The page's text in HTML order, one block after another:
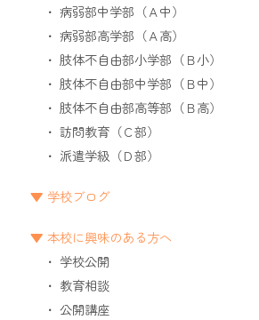
病弱部中学部（Ａ中）
病弱部高学部（Ａ高）
肢体不自由部小学部（Ｂ小）
肢体不自由部中学部（Ｂ中）
肢体不自由部高等部（Ｂ高）
訪問教育（Ｃ部）
派遣学級（Ｄ部）
学校ブログ
本校に興味のある方へ
学校公開
教育相談
公開講座